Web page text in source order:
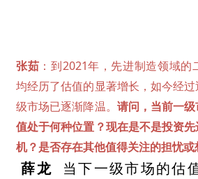
张茹 ：到2021年，先进制造领域
均经历了估值的显著增长，如今经
级市场已逐渐降温。 请问，当前一
值处于何种位置？现在是不是投资
机？是否存在其他值得关注的担忧或
薛龙
当下一级市场的估